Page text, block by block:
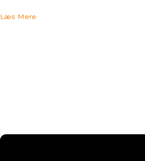
Læs Mere